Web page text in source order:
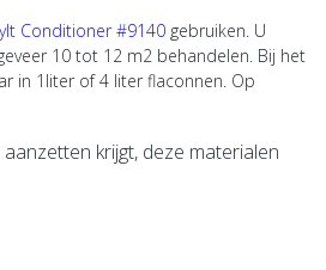
Conditioner #9140 gebruiken. U
10 tot 12 m2 behandelen. Bij het
in 1liter of 4 liter flaconnen. Op
krijgt, deze materialen